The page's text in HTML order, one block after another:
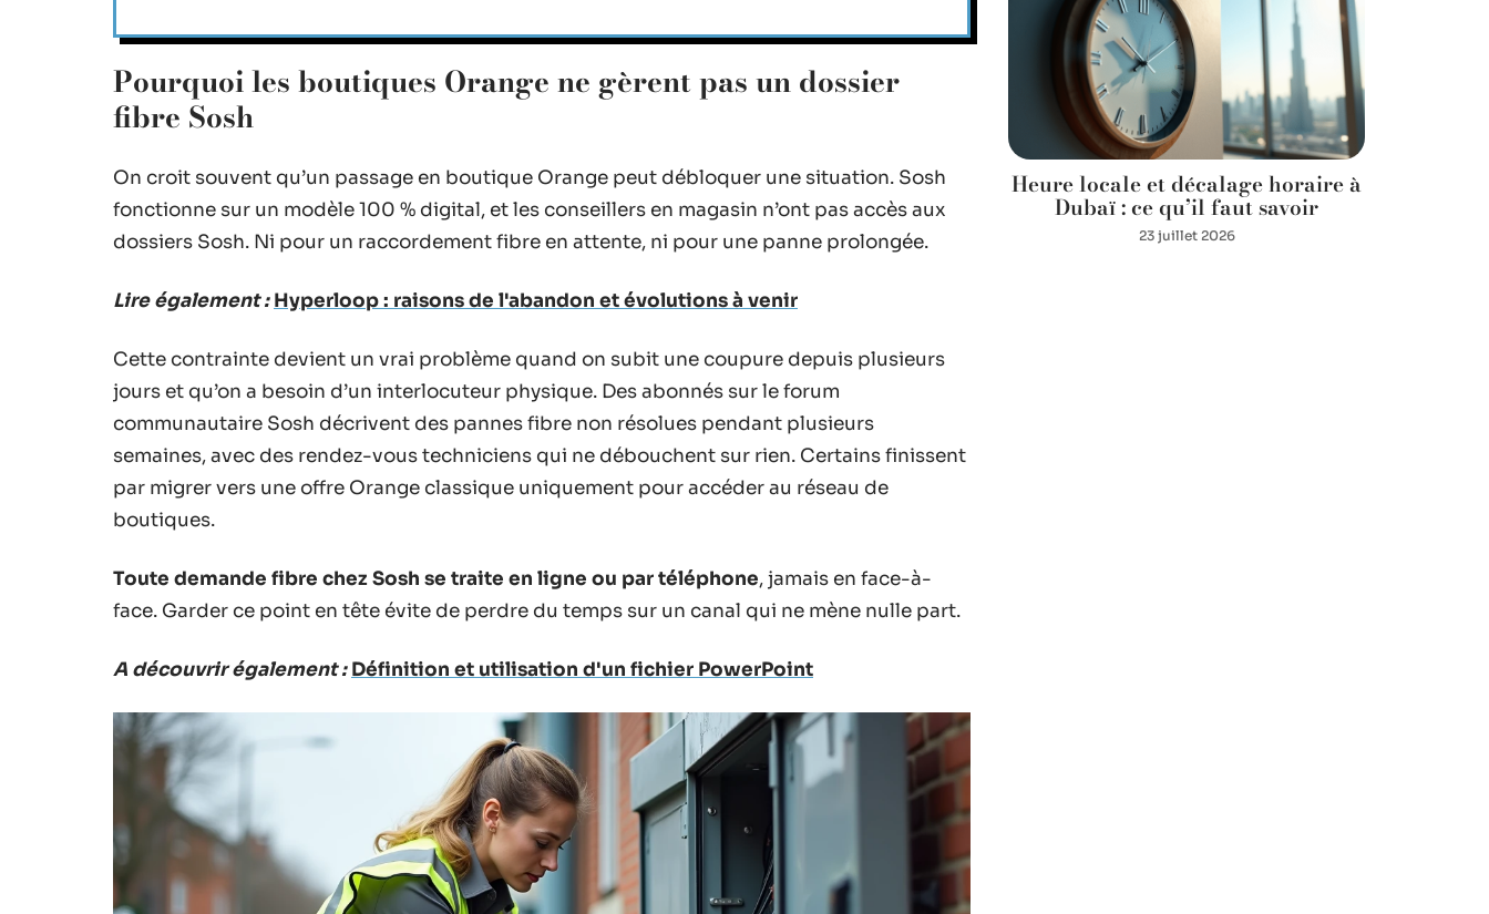
Pourquoi les boutiques Orange ne gèrent pas un dossier
fibre Sosh
On croit souvent qu’un passage en boutique Orange peut débloquer une situation. Sosh
fonctionne sur un modèle 100 % digital, et les conseillers en magasin n’ont pas accès aux
dossiers Sosh. Ni pour un raccordement fibre en attente, ni pour une panne prolongée.
Lire également : Hyperloop : raisons de l'abandon et évolutions à venir
Cette contrainte devient un vrai problème quand on subit une coupure depuis plusieurs
jours et qu’on a besoin d’un interlocuteur physique. Des abonnés sur le forum
communautaire Sosh décrivent des pannes fibre non résolues pendant plusieurs
semaines, avec des rendez-vous techniciens qui ne débouchent sur rien. Certains finissent
par migrer vers une offre Orange classique uniquement pour accéder au réseau de
boutiques.
Toute demande fibre chez Sosh se traite en ligne ou par téléphone, jamais en face-à-
face. Garder ce point en tête évite de perdre du temps sur un canal qui ne mène nulle part.
A découvrir également : Définition et utilisation d'un fichier PowerPoint
Heure locale et décalage horaire à
Dubaï : ce qu’il faut savoir
23 juillet 2026